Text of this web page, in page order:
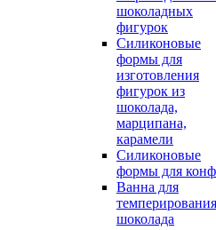
шоколадных
фигурок
Силиконовые
формы для
изготовления
фигурок из
шоколада,
марципана,
карамели
Силиконовые
формы для
Ванна для
темперирования
шоколада